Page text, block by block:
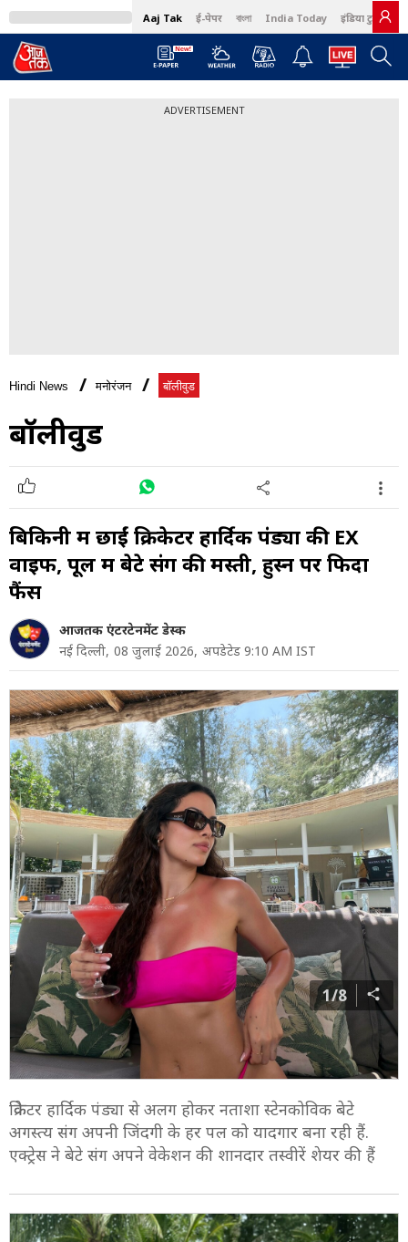
Aaj Tak ई-पेपर বাংলা India Today इंडिया टुडे हिंदी
ADVERTISEMENT
Hindi News मनोरंजन बॉलीवुड
बॉलीवुड
बिकिनी में छाईं क्रिकेटर हार्दिक पंड्या की EX
वाइफ, पूल में बेटे संग की मस्ती, हुस्न पर फिदा
फैंस
आजतक एंटरटेनमेंट डेस्क
नई दिल्ली, 08 जुलाई 2026, अपडेटेड 9:10 AM IST
1/8
क्रिकेटर हार्दिक पंड्या से अलग होकर नताशा स्टेनकोविक बेटे
अगस्त्य संग अपनी जिंदगी के हर पल को यादगार बना रही हैं.
एक्ट्रेस ने बेटे संग अपने वेकेशन की शानदार तस्वीरें शेयर की हैं